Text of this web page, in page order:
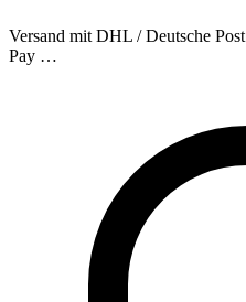
Versand mit DHL / Deutsche Post
Pay …